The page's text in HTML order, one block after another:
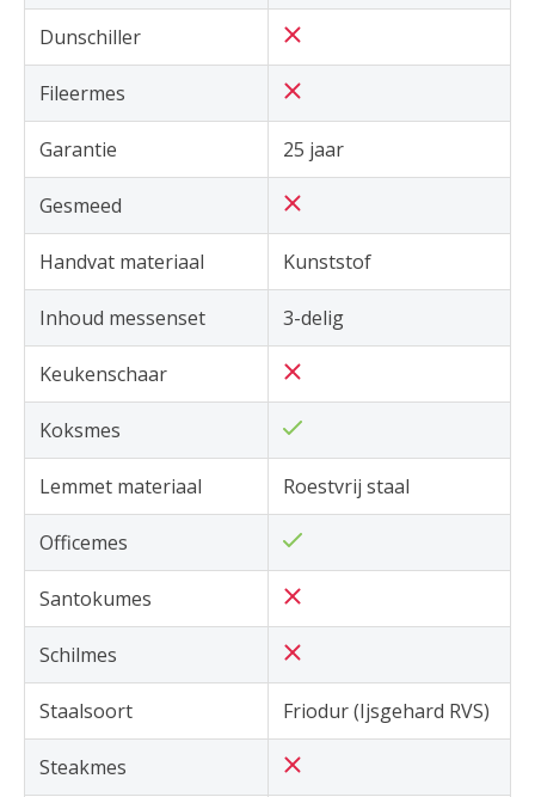
Dunschiller
Fileermes
Garantie 25 jaar
Gesmeed
Handvat materiaal Kunststof
Inhoud messenset 3-delig
Keukenschaar
Koksmes
Lemmet materiaal Roestvrij staal
Officemes
Santokumes
Schilmes
Staalsoort Friodur (Ijsgehard RVS)
Steakmes